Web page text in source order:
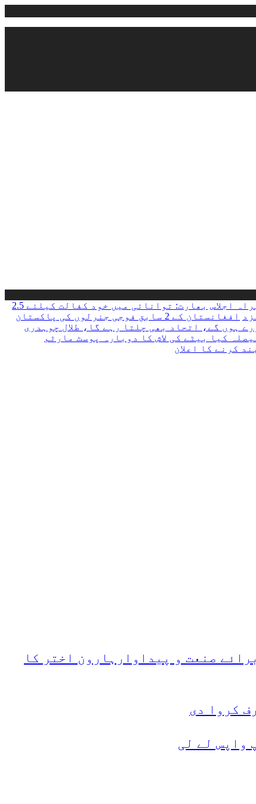
اجلاس
بھارت: توانائی میں خود کفالت کیلئے 2.5
افغانستان کے 2 سابق فوجی جنرلوں کی پاکستان
کیا بیٹے کی لاش کا دوبارہ پوسٹ مارٹم
صنعت و پیداوارہارون اختر کا
کروا دی
واپس لے لی